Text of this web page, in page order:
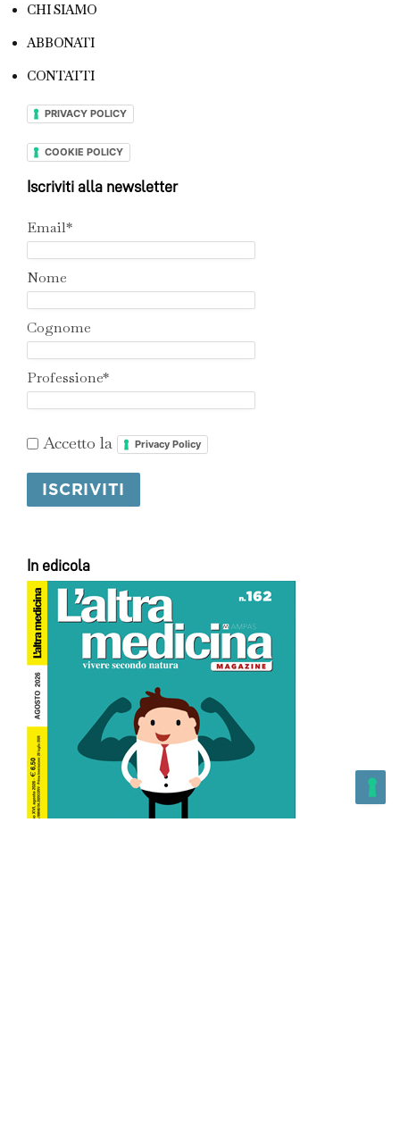
CHI SIAMO
ABBONATI
CONTATTI
PRIVACY POLICY
COOKIE POLICY
Iscriviti alla newsletter
Email*
Nome
Cognome
Professione*
Accetto la Privacy Policy
In edicola